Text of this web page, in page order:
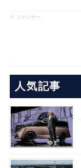
※ スポンサー
人気記事